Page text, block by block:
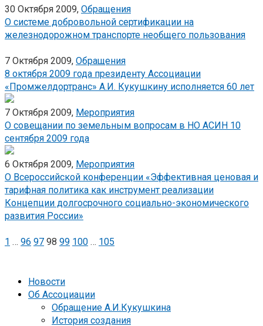
30 Октября 2009, Обращения
О системе добровольной сертификации на
железнодорожном транспорте необщего пользования
7 Октября 2009, Обращения
8 октября 2009 года президенту Ассоциации
«Промжелдортранс» А.И. Кукушкину исполняется 60 лет
7 Октября 2009, Мероприятия
О совещании по земельным вопросам в НО АСИН 10
сентября 2009 года
6 Октября 2009, Мероприятия
О Всероссийской конференции «Эффективная ценовая и
тарифная политика как инструмент реализации
Концепции долгосрочного социально-экономического
развития России»
Пагинация
1 … 96 97 98 99 100 … 105
Новости
Об Ассоциации
Обращение А.И.Кукушкина
История создания